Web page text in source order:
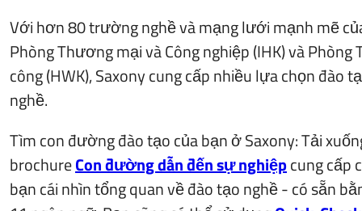
Với hơn 80 trường nghề và mạng lưới mạnh mẽ
Phòng Thương mại và Công nghiệp (IHK) và Phòng
công (HWK), Saxony cung cấp nhiều lựa chọn đào
nghề.
Tìm con đường đào tạo của bạn ở Saxony: Tải
brochureCon đường dẫn đến sự nghiệpcung cấp
bạn cái nhìn tổng quan về đào tạo nghề - có sẵn